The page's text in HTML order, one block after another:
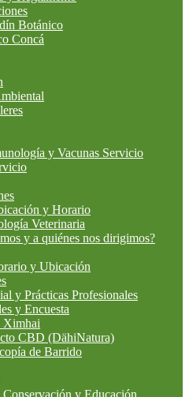
Botánico
Concá
y Vacunas Servicio
y Horario
Veterinaria
y a quiénes nos dirigimos?
y Ubicación
y Prácticas Profesionales
y Encuesta
Ximhai
CBD (DähiNatura)
de Barrido
y Educación